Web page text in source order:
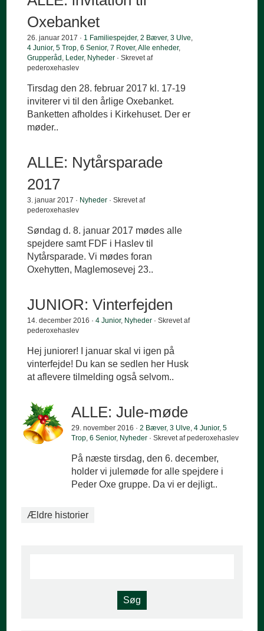
Oxebanket
26. januar 2017 · 1 Familiespejder,2 Bæver,3 Ulve,
4 Junior,5 Trop,6 Senior,7 Rover,Alle enheder,
Grupperåd , Leder, Nyheder · Skrevet af
pederoxehaslev
Tirsdag den 28. februar 2017 kl. 17-19
inviterer vi til den årlige Oxebanket.
Banketten afholdes i Kirkehuset. Der er
møder..
ALLE: Nytårsparade
2017
3. januar 2017 · Nyheder · Skrevet af
pederoxehaslev
Søndag d. 8. januar 2017 mødes alle
spejdere samt FDF i Haslev til
Nytårsparade. Vi mødes foran
Oxehytten, Maglemosevej 23..
JUNIOR: Vinterfejden
14. december 2016 ·4 Junior, Nyheder · Skrevet af
pederoxehaslev
Hej juniorer! I januar skal vi igen på
vinterfejde! Du kan se sedlen her Husk
at aflevere tilmelding også selvom..
ALLE: Jule-møde
29. november 2016 ·2 Bæver,3 Ulve,4 Junior,5
Trop,6 Senior, Nyheder · Skrevet af pederoxehaslev
På næste tirsdag, den 6. december,
holder vi julemøde for alle spejdere i
Peder Oxe gruppe. Da vi er dejligt..
Ældre historier